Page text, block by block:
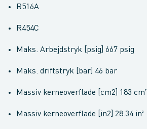
R516A
R454C
Maks. Arbejdstryk [psig] 667 psig
Maks. driftstryk [bar] 46 bar
Massiv kerneoverflade [cm2] 183 cm²
Massiv kerneoverflade [in2] 28.34 in²